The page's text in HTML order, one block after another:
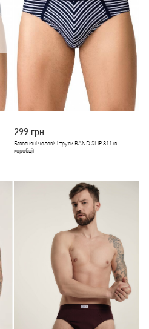
299 грн
Бавовняні чоловічі труси BAND SLIP 811 (в
коробці)